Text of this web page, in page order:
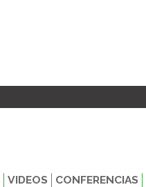
VIDEOS CONFERENCIAS